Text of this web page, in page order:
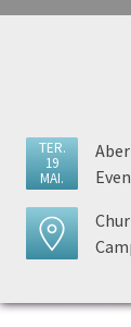
TER.
19
MAI.